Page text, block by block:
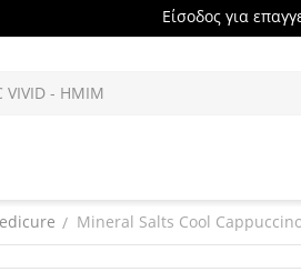
Είσοδος για
/ Mineral Salts Cool